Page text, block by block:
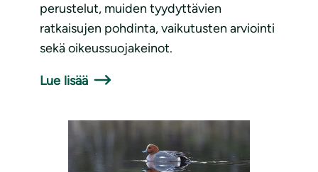
perustelut, muiden tyydyttävien
ratkaisujen pohdinta, vaikutusten arviointi
sekä oikeussuojakeinot.
Lue lisää